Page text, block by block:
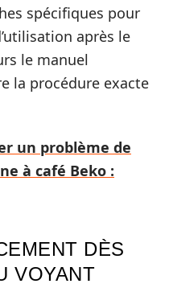
spécifiques pour
après le
le manuel
la procédure exacte
un problème de
à café Beko :
DÈS
VOYANT